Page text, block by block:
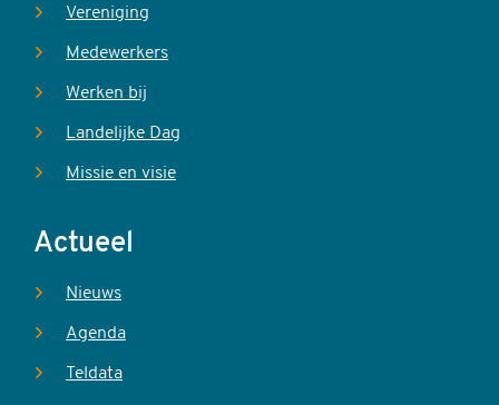
Vereniging
Medewerkers
Werken bij
Landelijke Dag
Missie en visie
Actueel
Nieuws
Agenda
Teldata